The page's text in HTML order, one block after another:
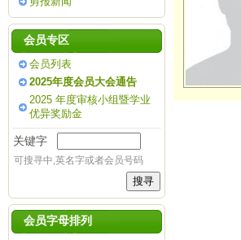
会员专区
会员列表
2025年度会员大会通告
2025 年度审核小组暨学业
优异奖励金
关键字
可搜寻中,英名字或者会员号码
会员字母排列